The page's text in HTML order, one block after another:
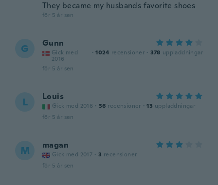
They became my husbands favorite shoes
för 5 år sen
G Gunn
Gick med
2016
· 1024 recensioner · 378 uppladdningar
för 5 år sen
L Louis
Gick med 2016 · 36 recensioner · 13 uppladdningar
för 5 år sen
M magan
Gick med 2017 · 3 recensioner
för 5 år sen